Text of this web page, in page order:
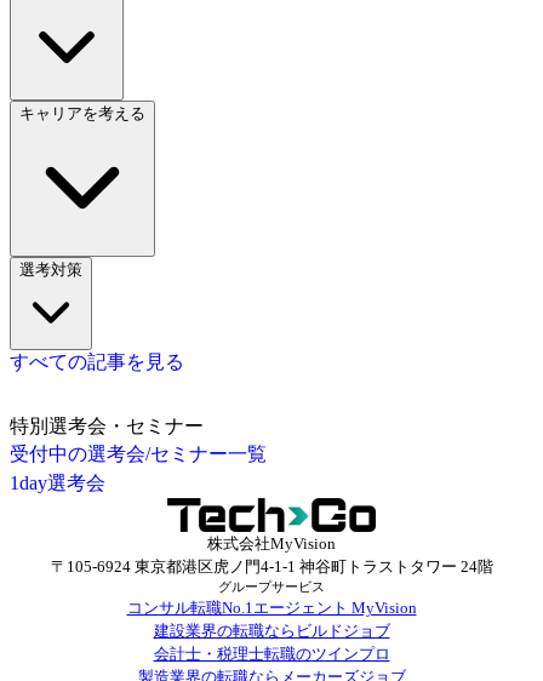
キャリアを考える
選考対策
すべての記事を見る
特別選考会・セミナー
受付中の選考会/セミナー一覧
1day選考会
株式会社MyVision
〒105-6924 東京都港区虎ノ門4-1-1 神谷町トラストタワー 24階
グループサービス
コンサル転職No.1エージェント MyVision
建設業界の転職ならビルドジョブ
会計士・税理士転職のツインプロ
製造業界の転職ならメーカーズジョブ